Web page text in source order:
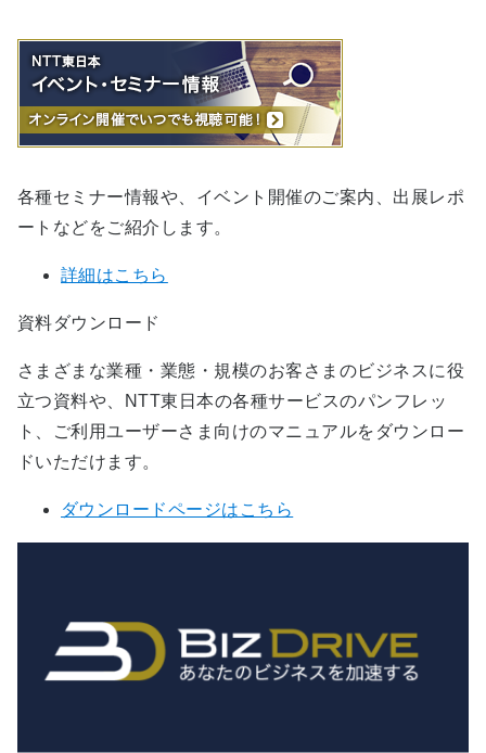
各種セミナー情報や、イベント開催のご案内、出展レポ
ートなどをご紹介します。
詳細はこちら
資料ダウンロード
さまざまな業種・業態・規模のお客さまのビジネスに役
立つ資料や、NTT東日本の各種サービスのパンフレッ
ト、ご利用ユーザーさま向けのマニュアルをダウンロー
ドいただけます。
ダウンロードページはこちら